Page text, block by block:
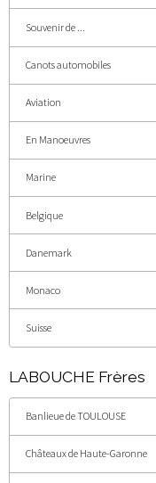
Souvenir de ...
Canots automobiles
Aviation
En Manoeuvres
Marine
Belgique
Danemark
Monaco
Suisse
LABOUCHE Frères
Banlieue de TOULOUSE
Châteaux de Haute-Garonne